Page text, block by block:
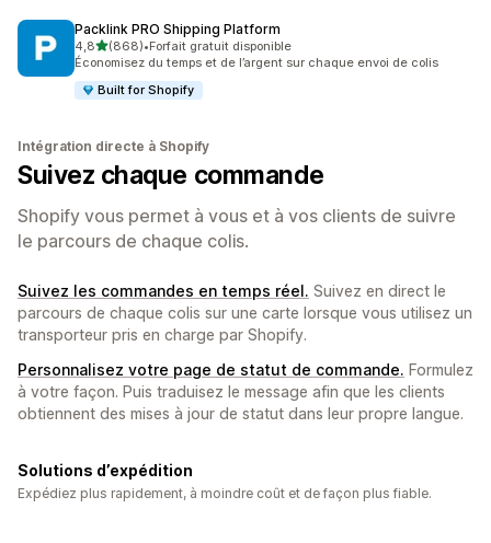
Packlink PRO Shipping Platform
4,8étoile(s) sur 5
(868)
868 avis au total
•Forfait gratuit disponible
Économisez du temps et de l’argent sur chaque envoi de colis
Built for Shopify
Intégration directe à Shopify
Suivez chaque commande
Shopify vous permet à vous et à vos clients de suivre
le parcours de chaque colis.
Suivez les commandes en temps réel. Suivez en direct le
parcours de chaque colis sur une carte lorsque vous utilisez un
transporteur pris en charge par Shopify.
Personnalisez votre page de statut de commande. Formulez
à votre façon. Puis traduisez le message afin que les clients
obtiennent des mises à jour de statut dans leur propre langue.
Solutions d’expédition
Expédiez plus rapidement, à moindre coût et de façon plus fiable.